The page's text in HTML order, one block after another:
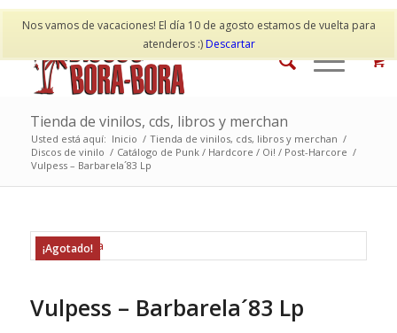
Nos vamos de vacaciones! El día 10 de agosto estamos de vuelta para
atenderos :)Descartar
Mi cuenta Contacto
Tienda de vinilos, cds, libros y merchan
Usted está aquí: Inicio / Tienda de vinilos, cds, libros y merchan /
Discos de vinilo / Catálogo de Punk / Hardcore / Oi! / Post-Harcore /
Vulpess – Barbarela´83 Lp
¡Agotado!
Vulpess – Barbarela´83 Lp